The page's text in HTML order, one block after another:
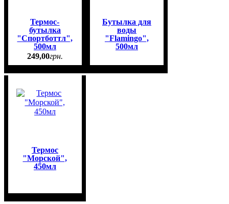
Термос-
бутылка
"Спортботтл",
500мл
249,00грн.
Бутылка для
воды
"Flamingo",
500мл
Термос
"Морcкой",
450мл